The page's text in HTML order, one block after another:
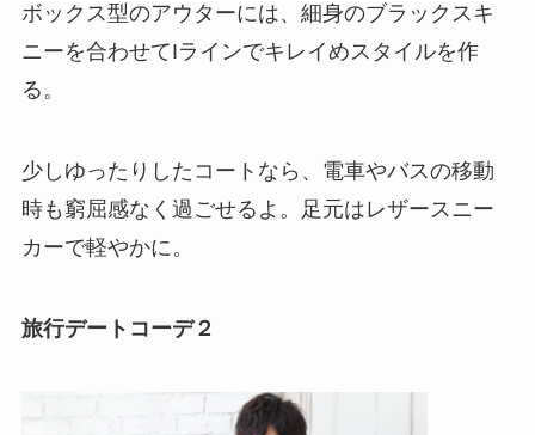
ボックス型のアウターには、細身のブラックスキ
ニーを合わせてIラインでキレイめスタイルを作
る。
少しゆったりしたコートなら、電車やバスの移動
時も窮屈感なく過ごせるよ。足元はレザースニー
カーで軽やかに。
旅行デートコーデ２